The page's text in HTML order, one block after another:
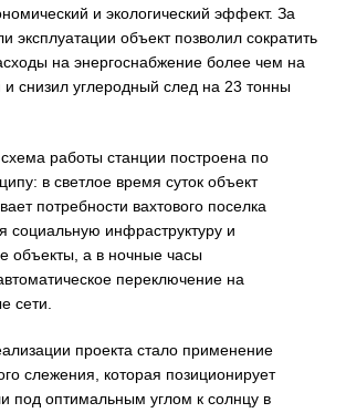
и экологический эффект. За
эксплуатации объект позволил сократить
на энергоснабжение более чем на
и снизил углеродный след на 23 тонны
работы станции построена по
в светлое время суток объект
потребности вахтового поселка
социальную инфраструктуру и
объекты, а в ночные часы
переключение на
сети.
проекта стало применение
слежения, которая позиционирует
под оптимальным углом к солнцу в